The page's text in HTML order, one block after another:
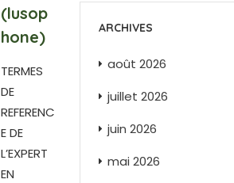
(lusop
hone)
TERMES
DE
REFERENC
E DE
L’EXPERT
EN
ARCHIVES
août 2026
juillet 2026
juin 2026
mai 2026